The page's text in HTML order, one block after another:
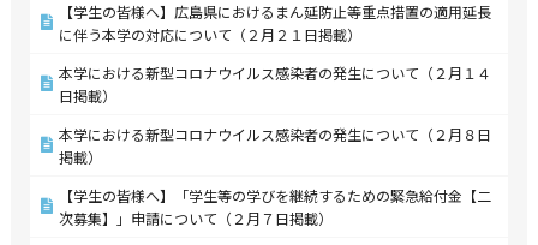
【学生の皆様へ】広島県におけるまん延防止等重点措置の適用延長
に伴う本学の対応について（２月２１日掲載）
本学における新型コロナウイルス感染者の発生について（２月１４
日掲載）
本学における新型コロナウイルス感染者の発生について（２月８日
掲載）
【学生の皆様へ】「学生等の学びを継続するための緊急給付金【二
次募集】」申請について（２月７日掲載）